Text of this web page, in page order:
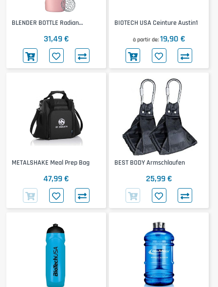
BLENDER BOTTLE Radian
31,49 €
BIOTECH USA Ceinture Austin1
à partir de 19,90 €
METALSHAKE Meal Prep Bag
47,99 €
BEST BODY Armschlaufen
25,99 €